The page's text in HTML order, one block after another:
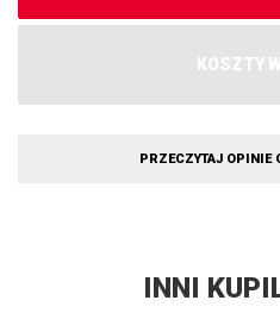
KOSZTY
PRZECZYTAJ OPINIE
INNI